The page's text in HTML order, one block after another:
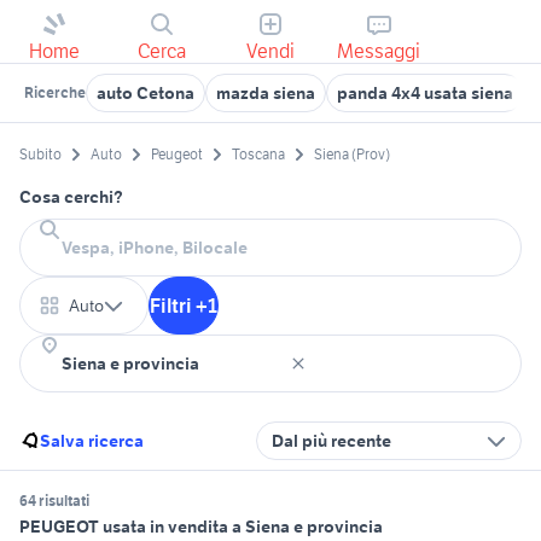
Home Cerca Vendi Messaggi
Ricerche auto Cetona mazda siena panda 4x4 usata siena
Subito Auto Peugeot Toscana Siena (Prov)
Cosa cerchi?
Auto Filtri +1
Salva ricerca Dal più recente
64 risultati
PEUGEOT usata in vendita a Siena e provincia